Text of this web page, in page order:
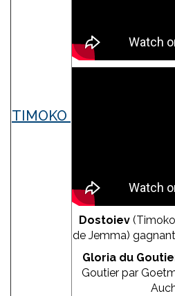
TIMOKO
Dostoiev
de Jemma)
Gloria du
Goutier par